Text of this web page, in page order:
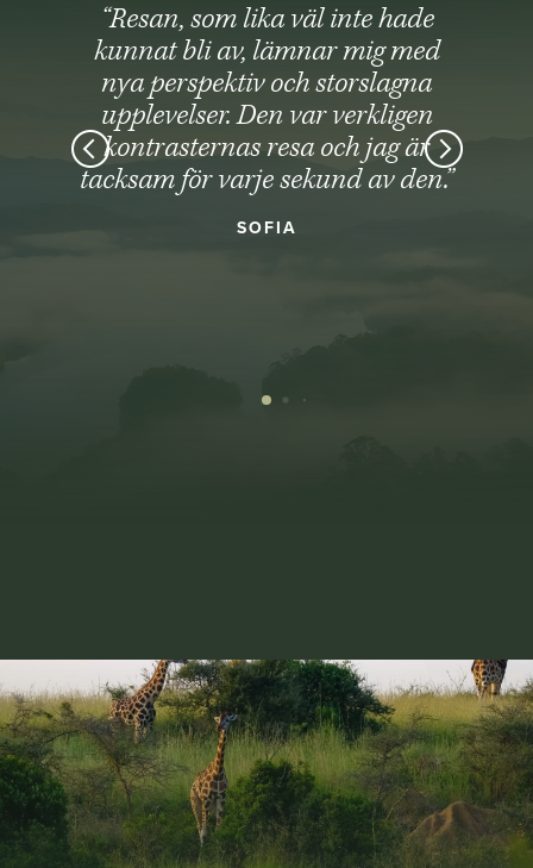
“Resan, som lika väl inte hade
kunnat bli av, lämnar mig med
nya perspektiv och storslagna
upplevelser. Den var verkligen
kontrasternas resa och jag är
tacksam för varje sekund av den.”
SOFIA